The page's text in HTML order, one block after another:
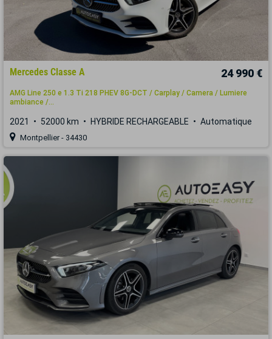
Mercedes Classe A 24 990 €
AMG Line 250 e 1.3 Ti 218 PHEV 8G-DCT / Carplay / Camera / Lumiere
ambiance /...
2021 52000 km HYBRIDE RECHARGEABLE Automatique
Montpellier - 34430